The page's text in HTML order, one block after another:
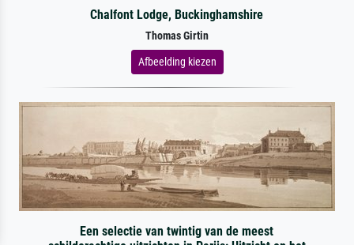
Chalfont Lodge, Buckinghamshire
Thomas Girtin
Afbeelding kiezen
Een selectie van twintig van de meest